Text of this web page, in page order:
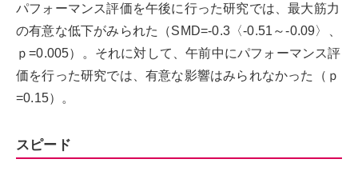
パフォーマンス評価を午後に行った研究では、最大筋力
の有意な低下がみられた（SMD=-0.3〈-0.51～-0.09〉、
ｐ=0.005）。それに対して、午前中にパフォーマンス評
価を行った研究では、有意な影響はみられなかった（ｐ
=0.15）。
スピード